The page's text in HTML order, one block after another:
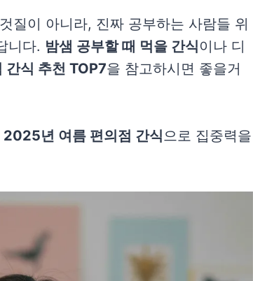
질이 아니라, 진짜 공부하는 사람들 위
니다. 밤샘 공부할 때 먹을 간식이나 디
간식 추천 TOP7을 참고하시면 좋을거
2025년 여름 편의점 간식으로 집중력을